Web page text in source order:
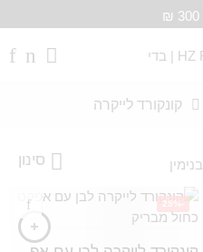
קונקורד לייקרה
סינון
-25%